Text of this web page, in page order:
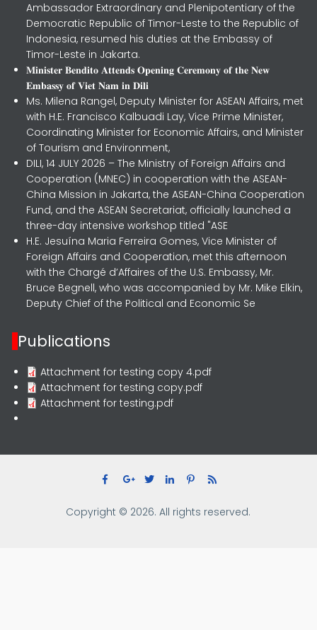
Ambassador Extraordinary and Plenipotentiary of the
Democratic Republic of Timor-Leste to the Republic of
Indonesia, resumed his duties at the Embassy of
Timor-Leste in Jakarta.
𝐌𝐢𝐧𝐢𝐬𝐭𝐞𝐫 𝐁𝐞𝐧𝐝𝐢𝐭𝐨 𝐀𝐭𝐭𝐞𝐧𝐝𝐬 𝐎𝐩𝐞𝐧𝐢𝐧𝐠 𝐂𝐞𝐫𝐞𝐦𝐨𝐧𝐲 𝐨𝐟 𝐭𝐡𝐞 𝐍𝐞𝐰
𝐄𝐦𝐛𝐚𝐬𝐬𝐲 𝐨𝐟 𝐕𝐢𝐞𝐭 𝐍𝐚𝐦 𝐢𝐧 𝐃𝐢𝐥𝐢
Ms. Milena Rangel, Deputy Minister for ASEAN Affairs, met
with H.E. Francisco Kalbuadi Lay, Vice Prime Minister,
Coordinating Minister for Economic Affairs, and Minister
of Tourism and Environment,
DILI, 14 JULY 2026 – The Ministry of Foreign Affairs and
Cooperation (MNEC) in cooperation with the ASEAN-
China Mission in Jakarta, the ASEAN-China Cooperation
Fund, and the ASEAN Secretariat, officially launched a
three-day intensive workshop titled "ASE
H.E. Jesuína Maria Ferreira Gomes, Vice Minister of
Foreign Affairs and Cooperation, met this afternoon
with the Chargé d’Affaires of the U.S. Embassy, Mr.
Bruce Begnell, who was accompanied by Mr. Mike Elkin,
Deputy Chief of the Political and Economic Se
Publications
Attachment for testing copy 4.pdf
Attachment for testing copy.pdf
Attachment for testing.pdf
Copyright © 2026. All rights reserved.